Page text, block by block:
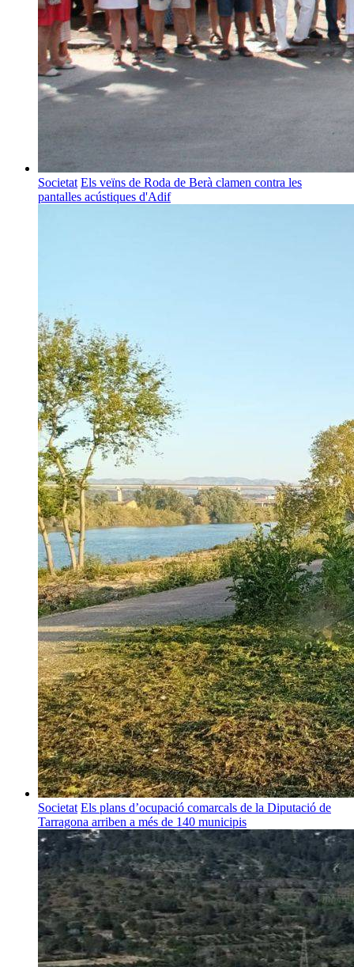
Societat Els veïns de Roda de Berà clamen contra les
pantalles acústiques d'Adif
Societat Els plans d’ocupació comarcals de la Diputació de
Tarragona arriben a més de 140 municipis